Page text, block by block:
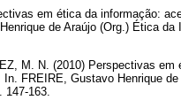
em ética da informação:
de Araújo (Org.) Ética
M. N. (2010) Perspectivas
FREIRE, Gustavo Henrique
147-163.